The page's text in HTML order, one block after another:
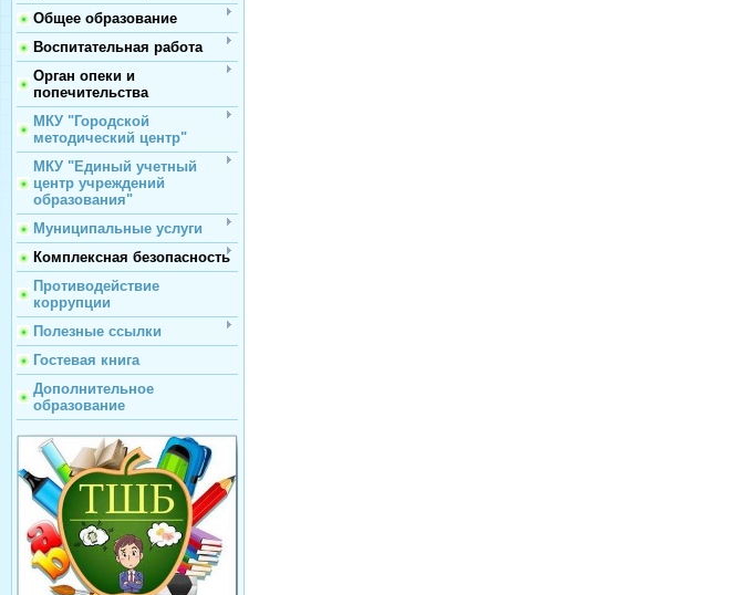
Общее образование
Воспитательная работа
Орган опеки и
попечительства
МКУ "Городской
методический центр"
МКУ "Единый учетный
центр учреждений
образования"
Муниципальные услуги
Комплексная безопасность
Противодействие
коррупции
Полезные ссылки
Гостевая книга
Дополнительное
образование